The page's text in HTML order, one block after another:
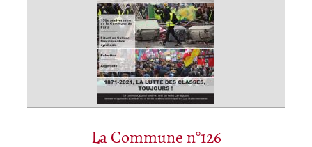
La Commune n°126